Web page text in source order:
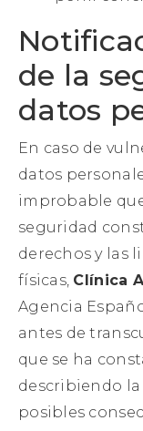
de la
datos
En caso de
datos
improbable
seguridad
derechos y las
físicas, Clínica
Agencia
antes de
que se ha
describiendo la
posibles